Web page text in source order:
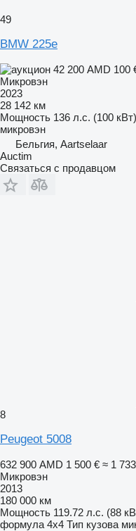
49
BMW 225e
42 200 AMD 100
Микровэн
2023
28 142 км
Мощность 136 л.с. (100 кВт)
микровэн
Бельгия, Aartselaar
Auctim
Связаться с продавцом
8
Peugeot 5008
632 900 AMD 1 500 € ≈ 1
Микровэн
2013
180 000 км
Мощность 119.72 л.с. (88
формула 4x4 Тип кузова